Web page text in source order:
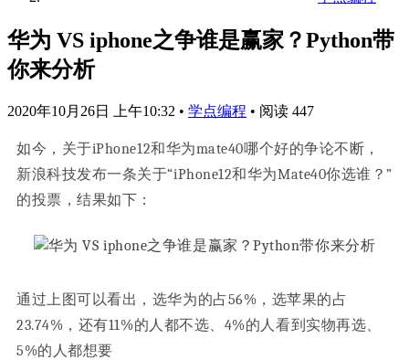
华为 VS iphone之争谁是赢家？Python带
你来分析
2020年10月26日 上午10:32 • 学点编程 • 阅读 447
如今，关于iPhone12和华为mate40哪个好的争论不断，
新浪科技发布一条关于“iPhone12和华为Mate40你选谁？”
的投票，结果如下：
通过上图可以看出，选华为的占56%，选苹果的占
23.74%，还有11%的人都不选、4%的人看到实物再选、
5%的人都想要